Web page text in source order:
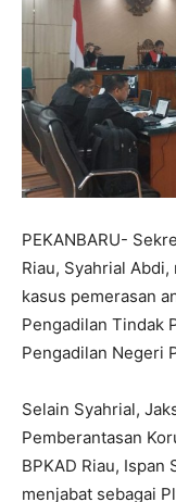
PEKANBARU-
Riau, Syahrial
kasus pemerasan
Pengadilan Tindak
Pengadilan Negeri
Selain Syahrial,
Pemberantasan
BPKAD Riau, Ispan
menjabat sebagai